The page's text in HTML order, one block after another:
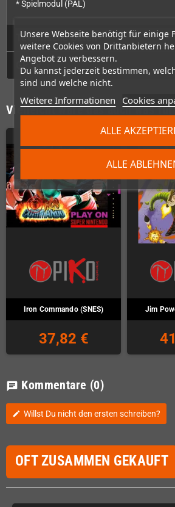
Unsere Webseite benötigt für einige
weitere Cookies von Drittanbietern
Angebot zu verbessern.
Du kannst jederzeit bestimmen,
sind und welche nicht.
Weitere Informationen Cookies
ALLE
ALLE
* Spielmodul (PAL)
Technische Daten
GPSR
Vielleicht wäre das auch was für
Iron Commando (SNES)
37,82 €
Jim
chat Kommentare (0)
edit Willst Du nicht den ersten schreiben?
OFT ZUSAMMEN GEKAUFT